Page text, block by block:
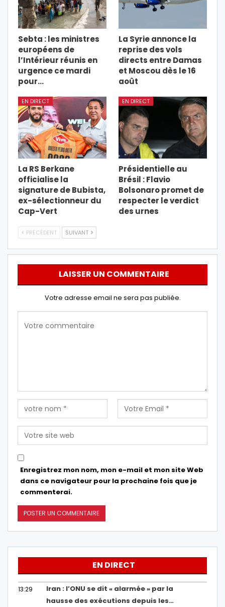
Sebta : les ministres
européens de
l’Intérieur réunis en
urgence ce mardi
pour…
La Syrie annonce la
reprise des vols
directs entre Damas
et Moscou dès le 16
août
EN DIRECT
La RS Berkane
officialise la
signature de Bubista,
ex-sélectionneur du
Cap-Vert
EN DIRECT
Présidentielle au
Brésil : Flavio
Bolsonaro promet de
respecter le verdict
des urnes
PRÉCÉDENT SUIVANT
LAISSER UN COMMENTAIRE
Votre adresse email ne sera pas publiée.
Enregistrez mon nom, mon e-mail et mon site Web
dans ce navigateur pour la prochaine fois que je
commenterai.
EN DIRECT
13:29
Iran : l’ONU se dit « alarmée » par la
hausse des exécutions depuis les…